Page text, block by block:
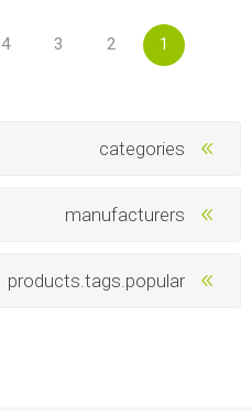
1
2
3
4
categories
manufacturers
products.tags.popular